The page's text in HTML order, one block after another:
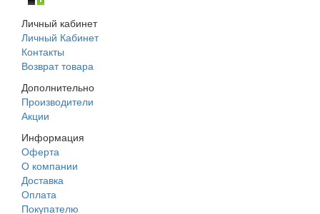
Личный кабинет
Личный Кабинет
Контакты
Возврат товара
Дополнительно
Производители
Акции
Информация
Оферта
О компании
Доставка
Оплата
Покупателю